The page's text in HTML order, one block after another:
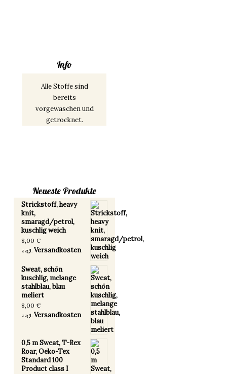
Info
Alle Stoffe sind
bereits
vorgewaschen und
getrocknet.
Neueste Produkte
Strickstoff, heavy
knit,
smaragd/petrol,
kuschlig weich
8,00 €
zzgl. Versandkosten
Sweat, schön
kuschlig, melange
stahlblau, blau
meliert
8,00 €
zzgl. Versandkosten
0,5 m Sweat, T-Rex
Roar, Oeko-Tex
Standard 100
Product class I